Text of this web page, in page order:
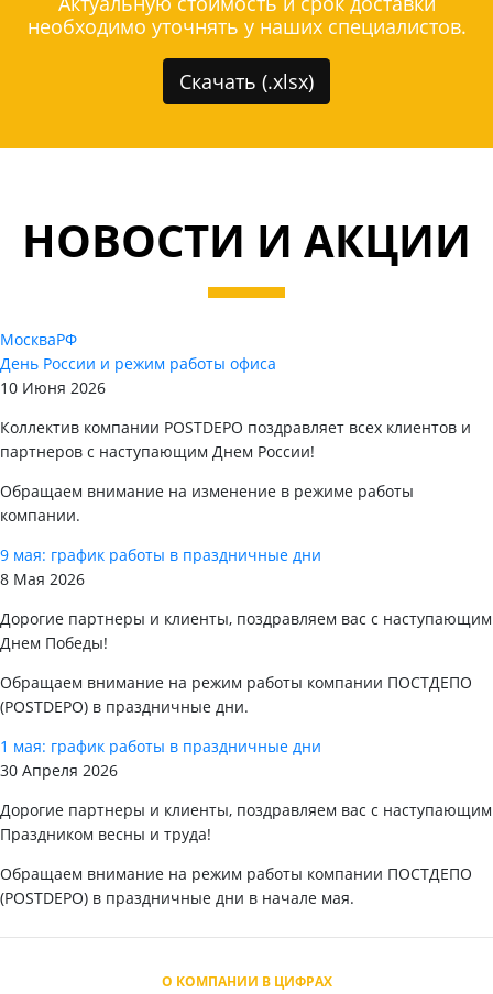
необходимо уточнять у наших специалистов.
Скачать (.xlsx)
НОВОСТИ И АКЦИИ
МоскваРФ
День России и режим работы офиса
10 Июня 2026
Коллектив компании POSTDEPO поздравляет всех клиентов и
партнеров с наступающим Днем России!
Обращаем внимание на изменение в режиме работы
компании.
9 мая: график работы в праздничные дни
8 Мая 2026
Дорогие партнеры и клиенты, поздравляем вас с наступающим
Днем Победы!
Обращаем внимание на режим работы компании ПОСТДЕПО
(POSTDEPO) в праздничные дни.
1 мая: график работы в праздничные дни
30 Апреля 2026
Дорогие партнеры и клиенты, поздравляем вас с наступающим
Праздником весны и труда!
Обращаем внимание на режим работы компании ПОСТДЕПО
(POSTDEPO) в праздничные дни в начале мая.
О КОМПАНИИ В ЦИФРАХ